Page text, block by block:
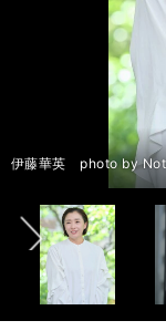
伊藤華英、柳原真緒
伊藤華英 photo by
柳原真緒 photo by
伊藤華英 photo by
柳原真緒 photo by
柳原真緒 photo by
柳原真緒 photo by
柳原真緒 photo by
柳原真緒 photo by
柳原真緒 photo by
柳原真緒 photo by
柳原真緒 photo by
前へ